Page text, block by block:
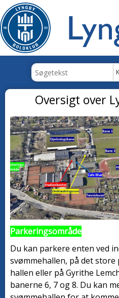
Oversigt over
Parkeringsområde
Du kan parkere enten ved
svømmehallen, på det
hallen eller på Gyrithe
banerne 6, 7 og 8. Du kan